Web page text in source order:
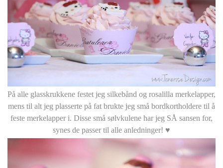
På alle glasskrukkene festet jeg silkebånd og rosalilla merkelapper,
mens til alt jeg plasserte på fat brukte jeg små bordkortholdere til å
feste merkelapper i. Disse små sølvkulene har jeg SÅ sansen for,
synes de passer til alle anledninger! ♥